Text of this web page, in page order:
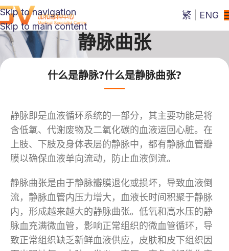
Skip to navigation
Skip to main content
繁 ENG
静脉曲张
什么是静脉?什么是静脉曲张?
静脉即是血液循环系统的一部分，其主要功能是将
含低氧、代谢废物及二氧化碳的血液运回心脏。在
上肢、下肢及身体表层的静脉中，都有静脉血管瓣
膜以确保血液单向流动，防止血液倒流。
静脉曲张是由于静脉瓣膜退化或损坏，导致血液倒
流，静脉血管内压力增大，血液长时间积聚于静脉
内，形成越来越大的静脉曲张。低氧和高水压的静
脉血充满微血管，影响正常组织的微血管循环，导
致正常组织缺乏新鲜血液供应，皮肤和皮下组织因